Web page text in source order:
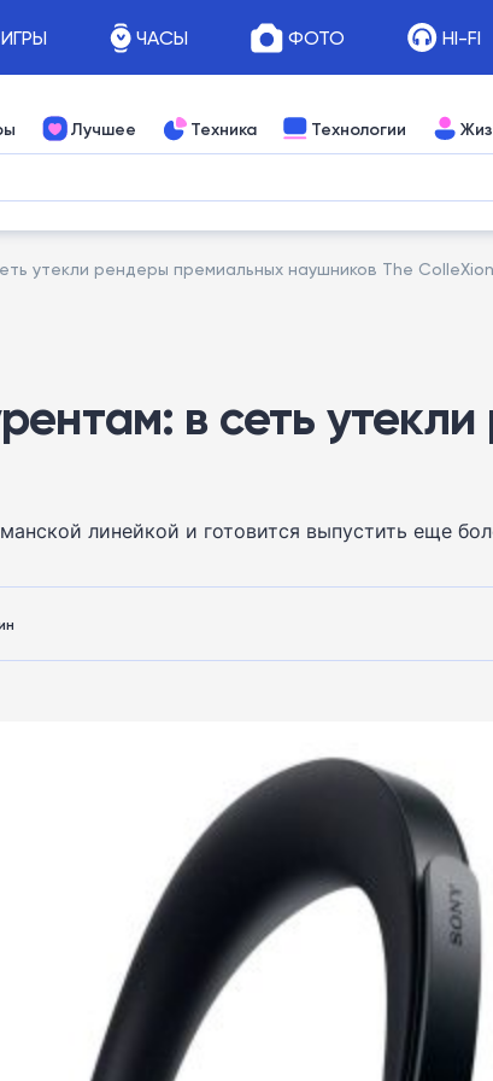
ИГРЫ ЧАСЫ ФОТО HI-FI
Лучшее Техника Технологии
утекли рендеры премиальных наушников The ColleXion
в сеть
линейкой и готовится выпустить еще